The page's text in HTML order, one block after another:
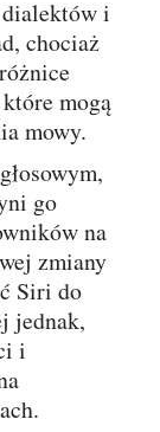
chociaż
mogą
mowy.
go
na
zmiany
Siri do
jednak,
i